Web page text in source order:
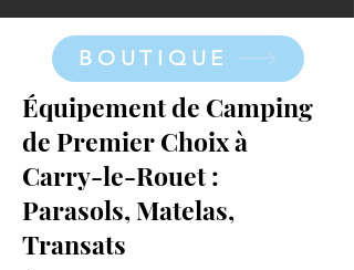
BOUTIQUE
Équipement de Camping
de Premier Choix à
Carry-le-Rouet :
Parasols, Matelas,
Transats